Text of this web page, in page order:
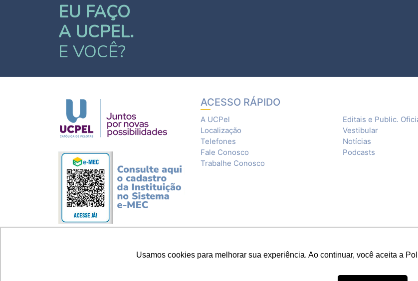
Usamos cookies para melhorar sua experiência. Ao continuar, você aceita a
EU FAÇO
A UCPEL.
E VOCÊ?
ACESSO RÁPIDO
A UCPel
Localização
Telefones
Fale Conosco
Trabalhe Conosco
Editais e Public.
Vestibular
Notícias
Podcasts